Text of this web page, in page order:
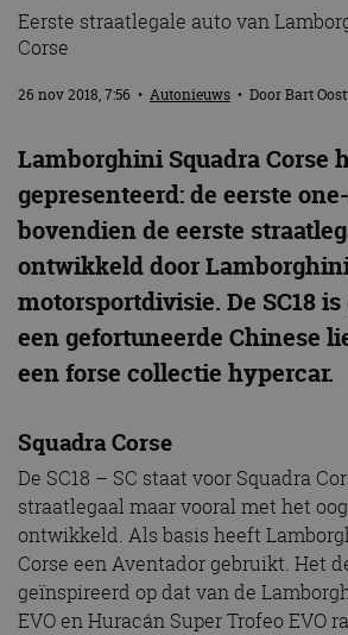
Eerste straatlegale auto van
Corse
26 nov 2018, 7:56 • Autonieuws • DoorBart
Lamborghini Squadra Corse
gepresenteerd: de eerste
bovendien de eerste
ontwikkeld door
motorsportdivisie. De SC18
een gefortuneerde Chinese
een forse collectie hypercar.
Squadra Corse
De SC18 – SC staat voor Squadra
straatlegaal maar vooral met het
ontwikkeld. Als basis heeft
Corse een Aventador gebruikt. Het
geïnspireerd op dat van de
EVO en Huracán Super Trofeo EVO